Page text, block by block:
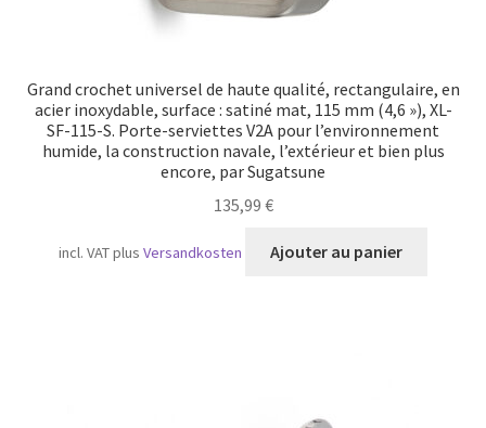
Grand crochet universel de haute qualité, rectangulaire, en
acier inoxydable, surface : satiné mat, 115 mm (4,6 »), XL-
SF-115-S. Porte-serviettes V2A pour l’environnement
humide, la construction navale, l’extérieur et bien plus
encore, par Sugatsune
135,99 €
incl. VATplusVersandkosten Ajouter au panier